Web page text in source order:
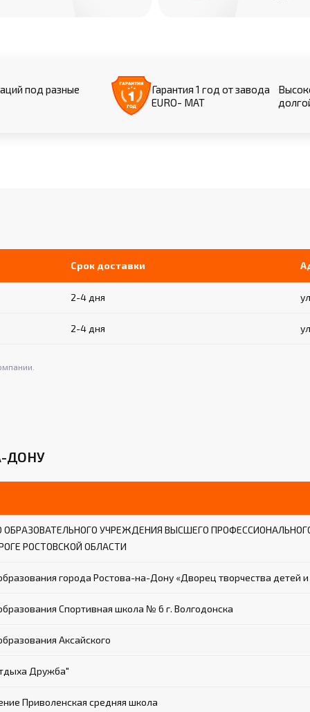
под разные
Гарантия 1 год от завода
EURO- МАТ
Срок доставки
2-4 дня
2-4 дня
ДОНУ
УЧРЕЖДЕНИЯ ВЫСШЕГО
РОСТОВСКОЙ ОБЛАСТИ
города Ростова-на-Дону «Дворец творчества детей
Спортивная школа № 6 г. Волгодонска
Аксайского
Дружба"
Приволенская средняя школа